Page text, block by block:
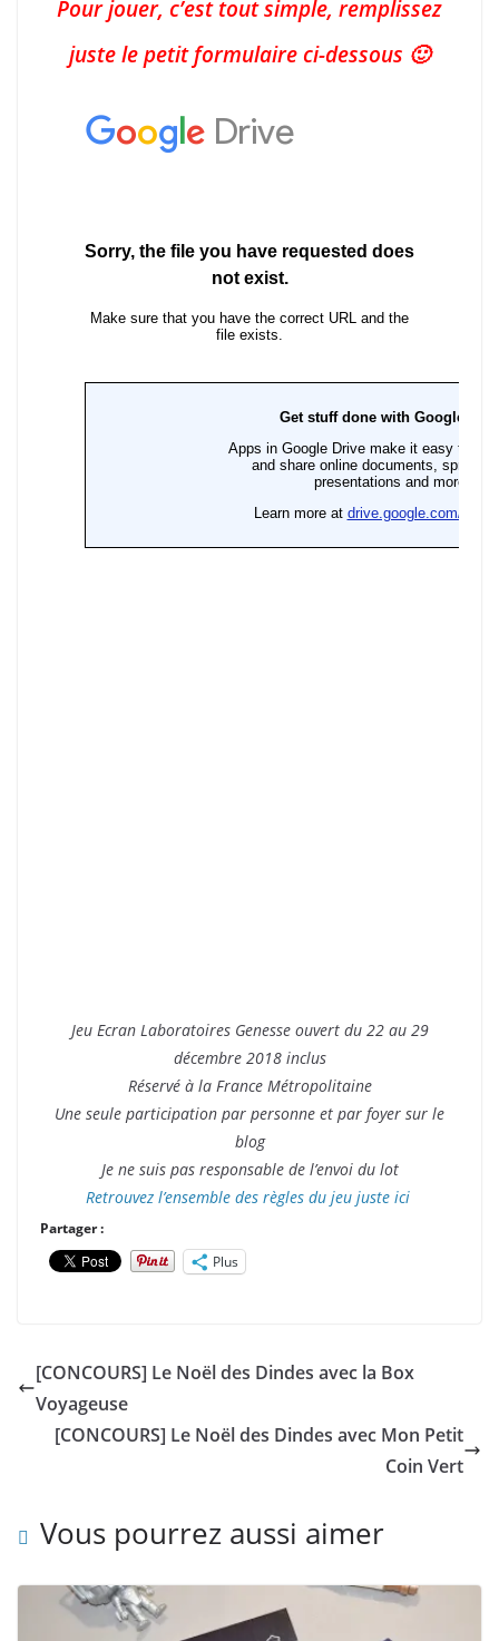
Pour jouer, c’est tout simple, remplissez
juste le petit formulaire ci-dessous 🙂
Jeu Ecran Laboratoires Genesse ouvert du 22 au 29
décembre 2018 inclus
Réservé à la France Métropolitaine
Une seule participation par personne et par foyer sur le
blog
Je ne suis pas responsable de l’envoi du lot
Retrouvez l’ensemble des règles du jeu juste ici
Partager :
Plus
[CONCOURS] Le Noël des Dindes avec la Box
Voyageuse
[CONCOURS] Le Noël des Dindes avec Mon Petit
Coin Vert
Vous pourrez aussi aimer